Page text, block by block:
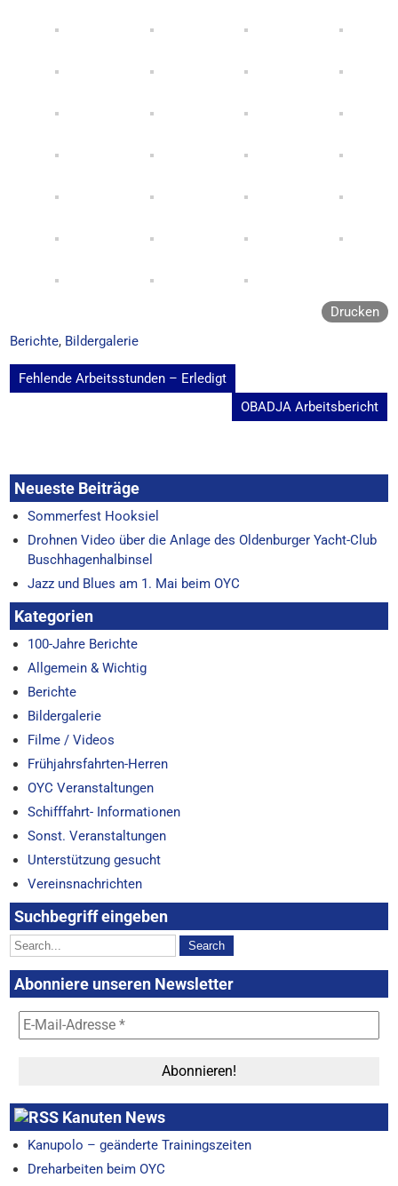
Drucken
Berichte, Bildergalerie
Beitragsnavigation
Fehlende Arbeitsstunden – Erledigt
OBADJA Arbeitsbericht
Neueste Beiträge
Sommerfest Hooksiel
Drohnen Video über die Anlage des Oldenburger Yacht-Club
Buschhagenhalbinsel
Jazz und Blues am 1. Mai beim OYC
Kategorien
100-Jahre Berichte
Allgemein & Wichtig
Berichte
Bildergalerie
Filme / Videos
Frühjahrsfahrten-Herren
OYC Veranstaltungen
Schifffahrt- Informationen
Sonst. Veranstaltungen
Unterstützung gesucht
Vereinsnachrichten
Suchbegriff eingeben
Abonniere unseren Newsletter
Kanuten News
Kanupolo – geänderte Trainingszeiten
Dreharbeiten beim OYC